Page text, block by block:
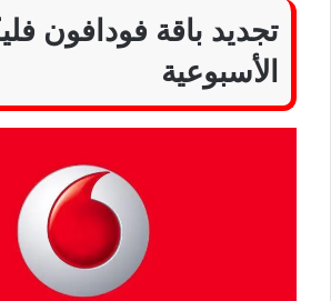
تجديد باقة فودافون
الأسبوعية